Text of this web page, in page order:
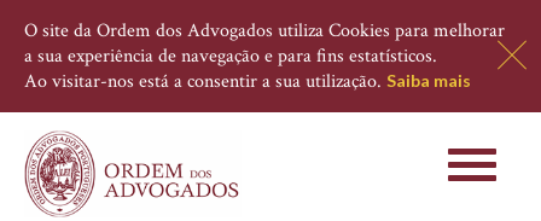
O site da Ordem dos Advogados utiliza Cookies para melhorar
a sua experiência de navegação e para fins estatísticos.
Ao visitar-nos está a consentir a sua utilização. Saiba mais
Toggle